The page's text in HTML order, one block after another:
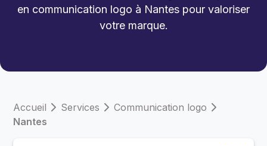
en communication logo à Nantes pour valoriser
votre marque.
Accueil Services
Communication logo
Nantes